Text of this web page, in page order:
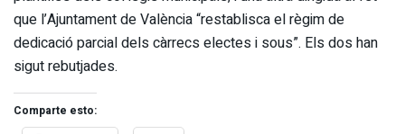
que l’Ajuntament de València “restablisca el règim de
dedicació parcial dels càrrecs electes i sous”. Els dos han
sigut rebutjades.
Comparte esto: